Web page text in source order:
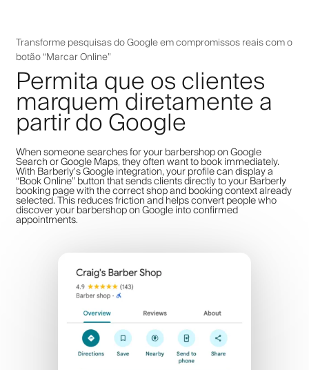
Transforme pesquisas do Google em compromissos reais com o
botão “Marcar Online”
Permita que os clientes
marquem diretamente a
partir do Google
When someone searches for your barbershop on Google
Search or Google Maps, they often want to book immediately.
With Barberly’s Google integration, your profile can display a
“Book Online” button that sends clients directly to your Barberly
booking page with the correct shop and booking context already
selected. This reduces friction and helps convert people who
discover your barbershop on Google into confirmed
appointments.